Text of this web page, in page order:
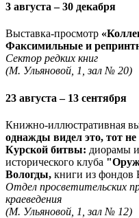
3 августа – 30 декабря
Выставка-просмотр
Факсимильные и
Сектор редких книг
(М. Ульяновой, 1, зал № 20)
23 августа – 13 сентября
Книжно-иллюстративная
однажды видел это, тот
Курской битвы: диорамы
исторического клуба
Вологды, книги из
Отдел просветительских
краеведения
(М. Ульяновой, 1, зал № 12)